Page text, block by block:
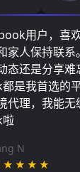
用户，喜
家人保持联系
态还是分享难
是我首选的
代理，我能无
N